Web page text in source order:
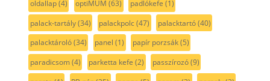
oldallap(4) optiMUM (63) padlókefe (1)
palack-tartály(34) palackpolc(47) palacktartó(40)
palacktároló(34) panel (1) papír porzsák(5)
paradicsom(4) parketta kefe (2) passzírozó(9)